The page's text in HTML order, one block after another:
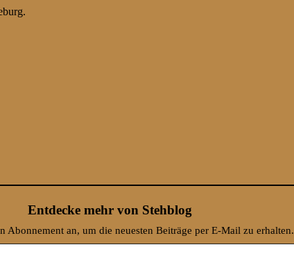
Entdecke mehr von Stehblog
Abonnement an, um die neuesten Beiträge per E-Mail zu erhalten.